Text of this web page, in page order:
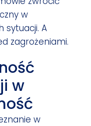
w
sytuacji. A
zagrożeniami.
w
w